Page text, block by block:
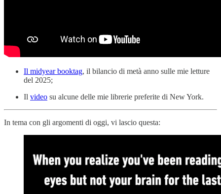
Il midyear booktag, il bilancio di metà anno sulle mie letture
del 2025;
Il video su alcune delle mie librerie preferite di New York.
In tema con gli argomenti di oggi, vi lascio questa: